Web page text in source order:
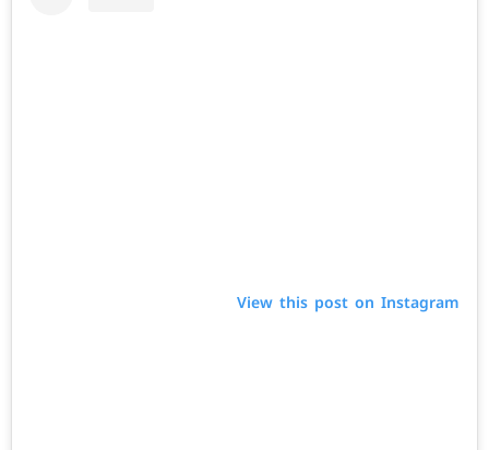
View this post on Instagram